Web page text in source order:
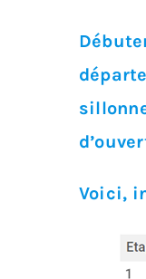
Voici,